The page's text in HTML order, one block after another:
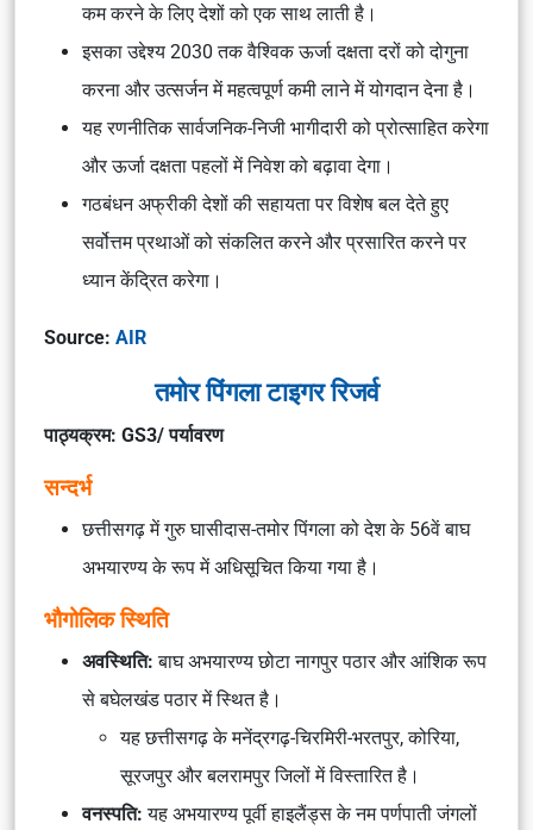
कम करने के लिए देशों को एक साथ लाती है।
इसका उद्देश्य 2030 तक वैश्विक ऊर्जा दक्षता दरों को दोगुना
करना और उत्सर्जन में महत्वपूर्ण कमी लाने में योगदान देना है।
यह रणनीतिक सार्वजनिक-निजी भागीदारी को प्रोत्साहित करेगा
और ऊर्जा दक्षता पहलों में निवेश को बढ़ावा देगा।
गठबंधन अफ्रीकी देशों की सहायता पर विशेष बल देते हुए
सर्वोत्तम प्रथाओं को संकलित करने और प्रसारित करने पर
ध्यान केंद्रित करेगा।
Source: AIR
तमोर पिंगला टाइगर रिजर्व
पाठ्यक्रम: GS3/ पर्यावरण
सन्दर्भ
छत्तीसगढ़ में गुरु घासीदास-तमोर पिंगला को देश के 56वें ​​बाघ
अभयारण्य के रूप में अधिसूचित किया गया है।
भौगोलिक स्थिति
अवस्थिति:बाघ अभयारण्य छोटा नागपुर पठार और आंशिक रूप
से बघेलखंड पठार में स्थित है।
यह छत्तीसगढ़ के मनेंद्रगढ़-चिरमिरी-भरतपुर, कोरिया,
सूरजपुर और बलरामपुर जिलों में विस्तारित है।
वनस्पति:यह अभयारण्य पूर्वी हाइलैंड्स के नम पर्णपाती जंगलों